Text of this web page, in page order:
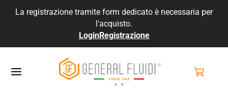
La registrazione tramite form dedicato è necessaria per
l'acquisto.
LoginRegistrazione
GENERALFLUIDI